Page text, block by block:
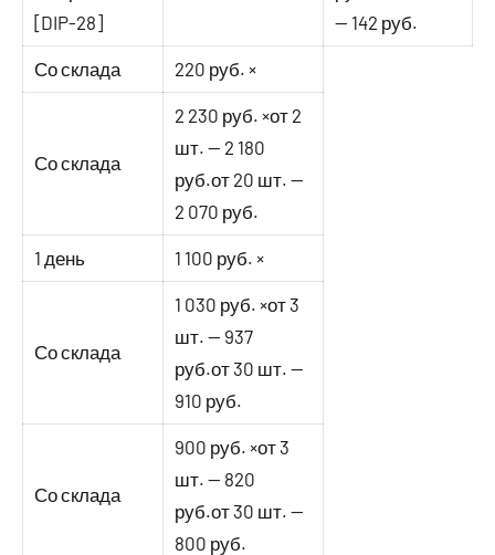
[DIP-28]
— 142 руб.
Со склада 220 руб. ×
Со склада
2 230 руб. ×от 2
шт. — 2 180
руб.от 20 шт. —
2 070 руб.
1 день 1 100 руб. ×
Со склада
1 030 руб. ×от 3
шт. — 937
руб.от 30 шт. —
910 руб.
Со склада
900 руб. ×от 3
шт. — 820
руб.от 30 шт. —
800 руб.